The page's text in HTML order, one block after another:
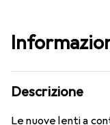
Descrizione
Le nuove lenti a